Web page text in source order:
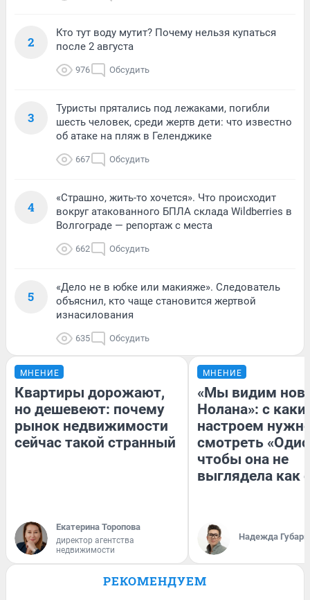
2
Кто тут воду мутит? Почему нельзя купаться
после 2 августа
976 Обсудить
3
Туристы прятались под лежаками, погибли
шесть человек, среди жертв дети: что известно
об атаке на пляж в Геленджике
667 Обсудить
4
«Страшно, жить-то хочется». Что происходит
вокруг атакованного БПЛА склада Wildberries в
Волгограде — репортаж с места
662 Обсудить
5
«Дело не в юбке или макияже». Следователь
объяснил, кто чаще становится жертвой
изнасилования
635 Обсудить
МНЕНИЕ
Квартиры дорожают,
но дешевеют: почему
рынок недвижимости
сейчас такой странный
Екатерина Торопова
директор агентства
недвижимости
МНЕНИЕ
«Мы видим
Нолана»: с
настроем
смотреть
чтобы она не
выглядела как
Надежда Губарь
РЕКОМЕНДУЕМ